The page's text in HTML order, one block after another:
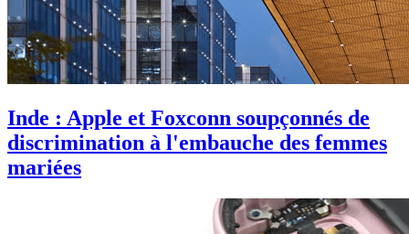
Inde : Apple et Foxconn soupçonnés de
discrimination à l'embauche des femmes
mariées